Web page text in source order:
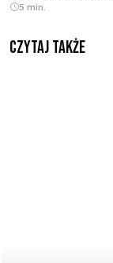
5 min.
Czytaj także